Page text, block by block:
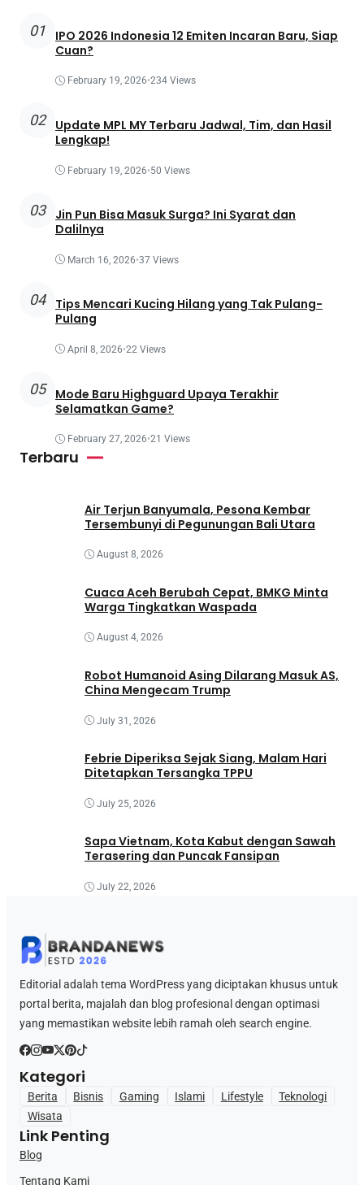
01
IPO 2026 Indonesia 12 Emiten Incaran Baru, Siap
Cuan?
February 19, 2026•234 Views
02
Update MPL MY Terbaru Jadwal, Tim, dan Hasil
Lengkap!
February 19, 2026•50 Views
03
Jin Pun Bisa Masuk Surga? Ini Syarat dan
Dalilnya
March 16, 2026•37 Views
04
Tips Mencari Kucing Hilang yang Tak Pulang-
Pulang
April 8, 2026•22 Views
05
Mode Baru Highguard Upaya Terakhir
Selamatkan Game?
February 27, 2026•21 Views
Terbaru
Air Terjun Banyumala, Pesona Kembar
Tersembunyi di Pegunungan Bali Utara
August 8, 2026
Cuaca Aceh Berubah Cepat, BMKG Minta
Warga Tingkatkan Waspada
August 4, 2026
Robot Humanoid Asing Dilarang Masuk AS,
China Mengecam Trump
July 31, 2026
Febrie Diperiksa Sejak Siang, Malam Hari
Ditetapkan Tersangka TPPU
July 25, 2026
Sapa Vietnam, Kota Kabut dengan Sawah
Terasering dan Puncak Fansipan
July 22, 2026
Editorial adalah tema WordPress yang diciptakan khusus untuk
portal berita, majalah dan blog profesional dengan optimasi
yang memastikan website lebih ramah oleh search engine.
Kategori
Berita Bisnis Gaming Islami Lifestyle
Teknologi
Wisata
Link Penting
Blog
Tentang Kami